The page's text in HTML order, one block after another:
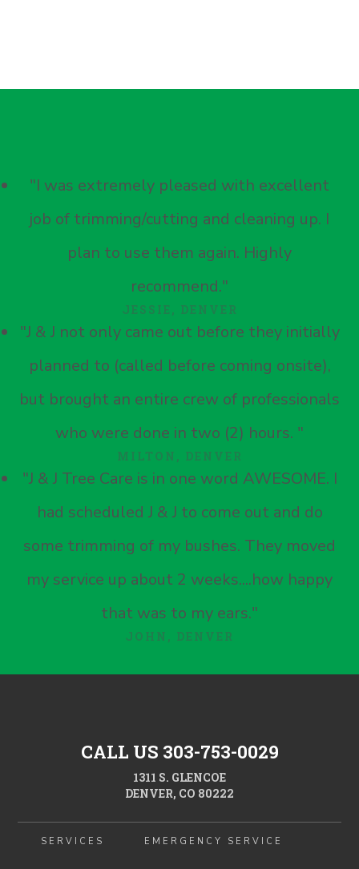
"I was extremely pleased with excellent
job of trimming/cutting and cleaning up. I
plan to use them again. Highly
recommend."
JESSIE, DENVER
"J & J not only came out before they initially
planned to (called before coming onsite),
but brought an entire crew of professionals
who were done in two (2) hours. "
MILTON, DENVER
"J & J Tree Care is in one word AWESOME. I
had scheduled J & J to come out and do
some trimming of my bushes. They moved
my service up about 2 weeks....how happy
that was to my ears."
JOHN, DENVER
CALL US 303-753-0029
1311 S. GLENCOE
DENVER, CO 80222
SERVICES EMERGENCY SERVICE